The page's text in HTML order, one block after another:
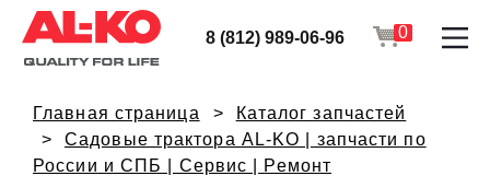
8 (812) 989-06-96 0
Главная страница
Каталог запчастей
Садовые трактора AL-KO | запчасти по
России и СПБ | Сервис | Ремонт